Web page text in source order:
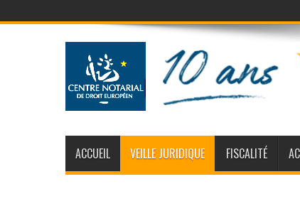
ACCUEIL VEILLE JURIDIQUE FISCALITÉ